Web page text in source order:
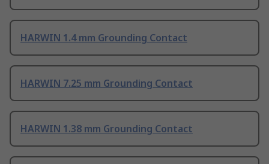
HARWIN 1.4 mm Grounding Contact
HARWIN 7.25 mm Grounding Contact
HARWIN 1.38 mm Grounding Contact